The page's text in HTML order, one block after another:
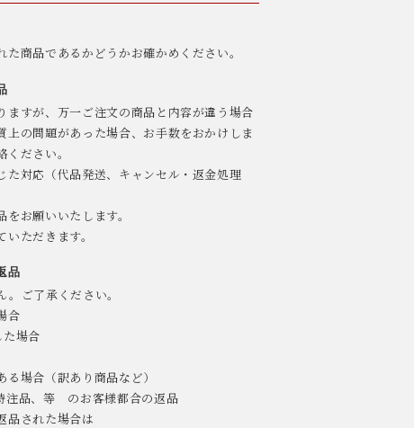
商品であるかどうかお確かめください。
ますが、万一ご注文の商品と内容が違う場合
上の問題があった場合、お手数をおかけしま
ださい。
た対応（代品発送、キャンセル・返金処理
お願いいたします。
ただきます。
品
ご了承ください。
合
た場合
場合（訳あり商品など）
注品、等 のお客様都合の返品
品された場合は